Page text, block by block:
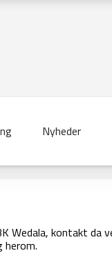
Nyheder
Wedala, kontakt da
herom.